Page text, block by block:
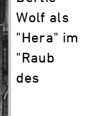
Wolf als
"Hera" im
"Raub
des